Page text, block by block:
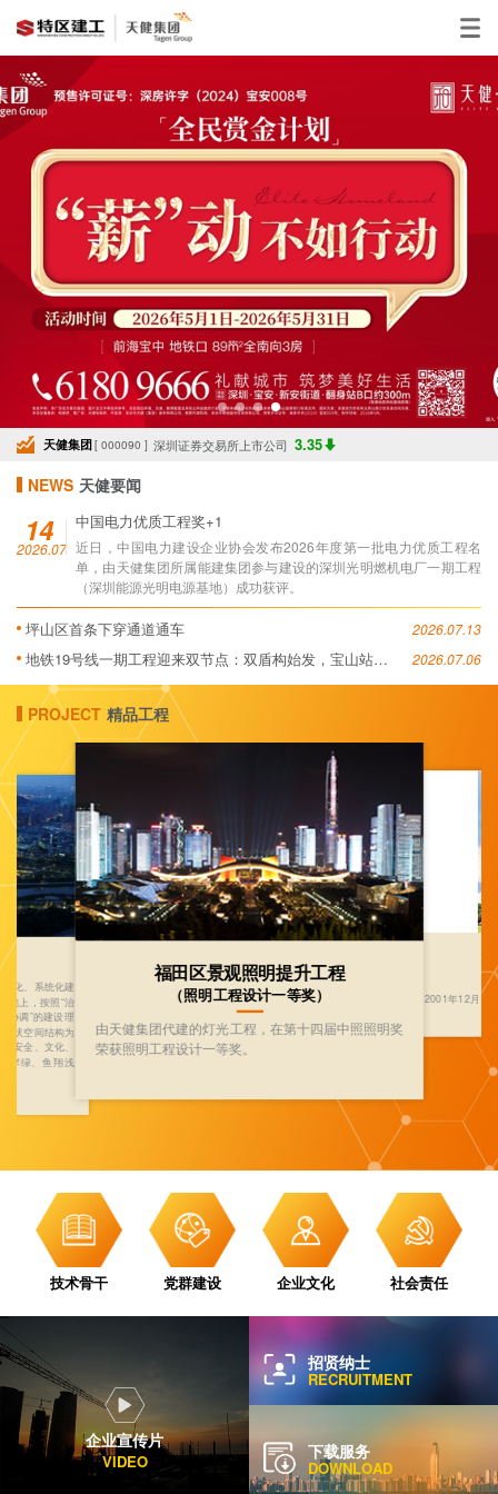
天健集团[ 000090 ] 深圳证券交易所上市公司 3.35
NEWS 天健要闻
14
2026.07
中国电力优质工程奖+1
近日，中国电力建设企业协会发布2026年度第一批电力优质工程名
单，由天健集团所属能建集团参与建设的深圳光明燃机电厂一期工程
（深圳能源光明电源基地）成功获评。
坪山区首条下穿通道通车 2026.07.13
地铁19号线一期工程迎来双节点：双盾构始发，宝山站封
2026.07.06
PROJECT 精品工程
化、系统化建
础上，按照“治
协调”的建设理
状空间结构为
安全、文化、
岸绿、鱼翔浅
福田区景观照明提升工程
（照明工程设计一等奖）
由天健集团代建的灯光工程，在第十四届中照照明奖
荣获照明工程设计一等奖。
2001年12月，
技术骨干 党群建设 企业文化 社会责任
企业宣传片
VIDEO
招贤纳士
RECRUITMENT
下载服务
DOWNLOAD